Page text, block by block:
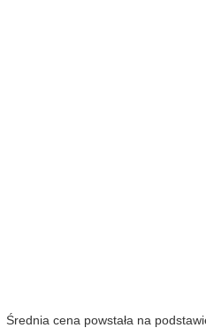
Średnia cena powstała na